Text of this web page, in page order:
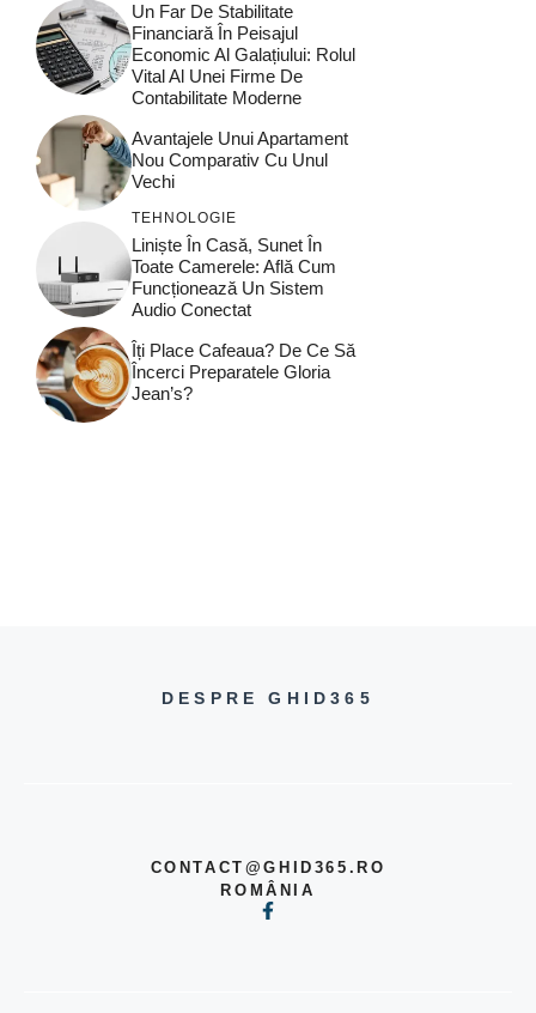
Un Far De Stabilitate
Financiară În Peisajul
Economic Al Galațiului: Rolul
Vital Al Unei Firme De
Contabilitate Moderne
Avantajele Unui Apartament
Nou Comparativ Cu Unul
Vechi
TEHNOLOGIE
Liniște În Casă, Sunet În
Toate Camerele: Află Cum
Funcționează Un Sistem
Audio Conectat
Îți Place Cafeaua? De Ce Să
Încerci Preparatele Gloria
Jean’s?
DESPRE GHID365
CONTACT@GHID365.RO
ROMÂNIA